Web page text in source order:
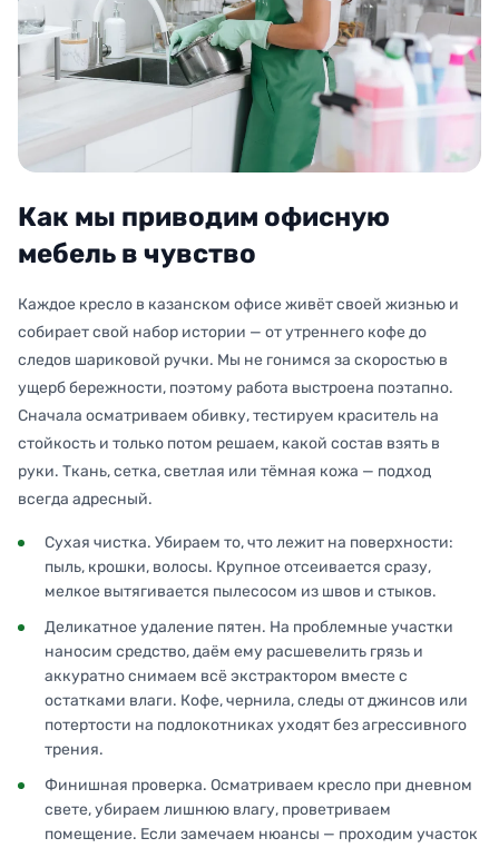
Как мы приводим офисную
мебель в чувство
Каждое кресло в казанском офисе живёт своей жизнью и
собирает свой набор истории — от утреннего кофе до
следов шариковой ручки. Мы не гонимся за скоростью в
ущерб бережности, поэтому работа выстроена поэтапно.
Сначала осматриваем обивку, тестируем краситель на
стойкость и только потом решаем, какой состав взять в
руки. Ткань, сетка, светлая или тёмная кожа — подход
всегда адресный.
Сухая чистка. Убираем то, что лежит на поверхности:
пыль, крошки, волосы. Крупное отсеивается сразу,
мелкое вытягивается пылесосом из швов и стыков.
Деликатное удаление пятен. На проблемные участки
наносим средство, даём ему расшевелить грязь и
аккуратно снимаем всё экстрактором вместе с
остатками влаги. Кофе, чернила, следы от джинсов или
потертости на подлокотниках уходят без агрессивного
трения.
Финишная проверка. Осматриваем кресло при дневном
свете, убираем лишнюю влагу, проветриваем
помещение. Если замечаем нюансы — проходим участок